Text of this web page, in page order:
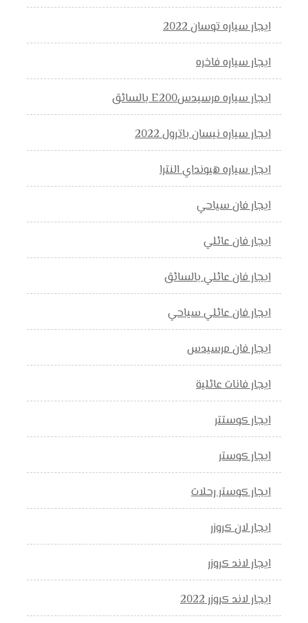
ايجار سياره توسان 2022
ايجار سياره فاخره
ايجار سياره مرسيدسE200 بالسائق
ايجار سياره نيسان باترول 2022
ايجار سياره هيونداي النترا
ايجار فان سياحي
ايجار فان عائلي
ايجار فان عائلي بالسائق
ايجار فان عائلي سياحي
ايجار فان مرسيدس
ايجار فانات عائلية
ايجار كوستتر
ايجار كوستر
ايجار كوستر رحلات
ايجار لان كروزر
ايجار لاند كروزر
ايجار لاند كروزر 2022